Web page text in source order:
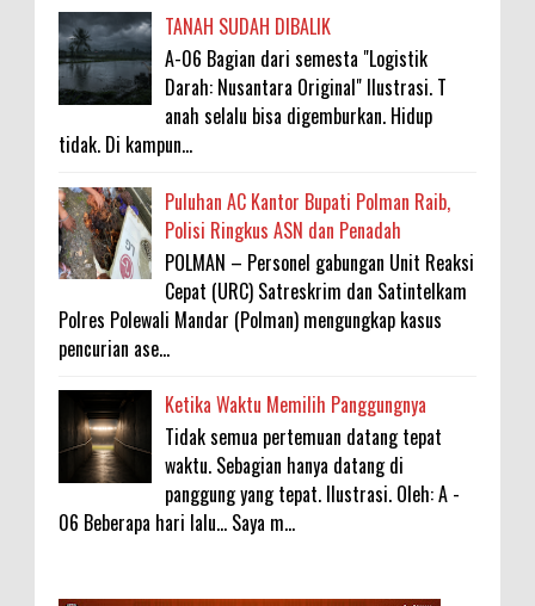
TANAH SUDAH DIBALIK
A-06 Bagian dari semesta "Logistik
Darah: Nusantara Original" Ilustrasi. T
anah selalu bisa digemburkan. Hidup
tidak. Di kampun...
Puluhan AC Kantor Bupati Polman Raib,
Polisi Ringkus ASN dan Penadah
POLMAN – Personel gabungan Unit Reaksi
Cepat (URC) Satreskrim dan Satintelkam
Polres Polewali Mandar (Polman) mengungkap kasus
pencurian ase...
Ketika Waktu Memilih Panggungnya
Tidak semua pertemuan datang tepat
waktu. Sebagian hanya datang di
panggung yang tepat. Ilustrasi. Oleh: A -
06 Beberapa hari lalu... Saya m...